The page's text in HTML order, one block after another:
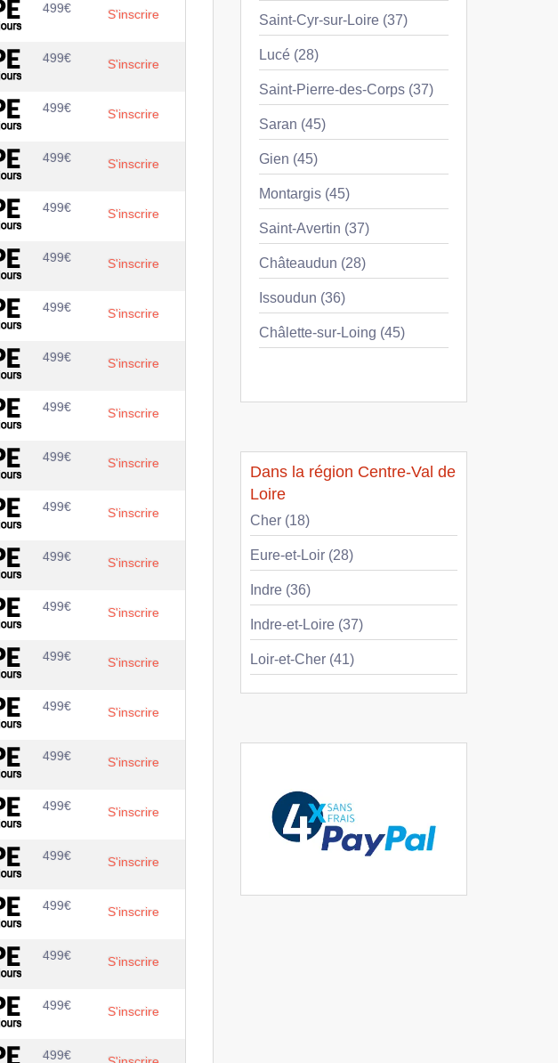
499€ S'inscrire
499€ S'inscrire
499€ S'inscrire
499€ S'inscrire
499€ S'inscrire
499€ S'inscrire
499€ S'inscrire
499€ S'inscrire
499€ S'inscrire
499€ S'inscrire
499€ S'inscrire
499€ S'inscrire
499€ S'inscrire
499€ S'inscrire
499€ S'inscrire
499€ S'inscrire
499€ S'inscrire
499€ S'inscrire
499€ S'inscrire
499€ S'inscrire
499€ S'inscrire
499€
Saint-Cyr-sur-Loire (37)
Lucé (28)
Saint-Pierre-des-Corps (37)
Saran (45)
Gien (45)
Montargis (45)
Saint-Avertin (37)
Châteaudun (28)
Issoudun (36)
Châlette-sur-Loing (45)
Dans la région Centre-Val de
Loire
Cher (18)
Eure-et-Loir (28)
Indre (36)
Indre-et-Loire (37)
Loir-et-Cher (41)